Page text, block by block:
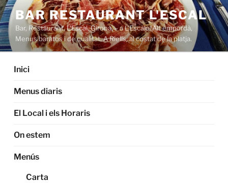
Saltar
al
contenido
BAR RESTAURANT L'ESCAL
Bar, Restaurant, L'Escal, Girona, – a L'Escala. Alt empordà,
Menus baratos i de qualitat. A Riells, al costat de la platja.
Inici
Menus diaris
El Local i els Horaris
On estem
Menús
Carta